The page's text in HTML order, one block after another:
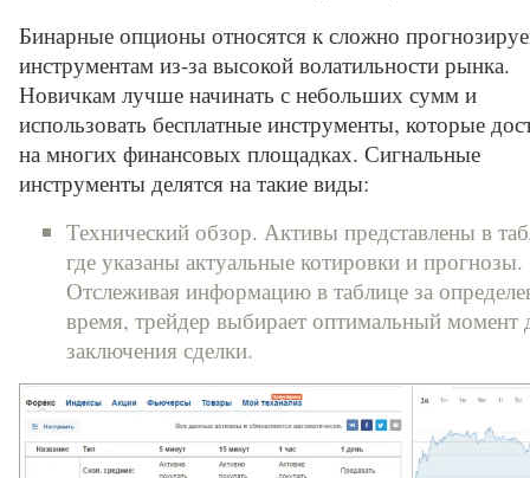
Бинарные опционы относятся к сложно
инструментам из-за высокой волатильности рынка.
Новичкам лучше начинать с небольших сумм и
использовать бесплатные инструменты, которые
на многих финансовых площадках. Сигнальные
инструменты делятся на такие виды:
Технический обзор. Активы представлены в
где указаны актуальные котировки и прогнозы.
Отслеживая информацию в таблице за
время, трейдер выбирает оптимальный момент
заключения сделки.